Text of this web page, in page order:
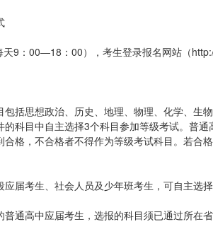
9：00—18：00），考生登录报名网站（
包括思想政治、历史、地理、物理、化学、
的科目中自主选择3个科目参加等级考试。普
合格，不合格者不得作为等级考试科目。若合
应届考生、社会人员及少年班考生，可自主选
普通高中应届考生，选报的科目须已通过所